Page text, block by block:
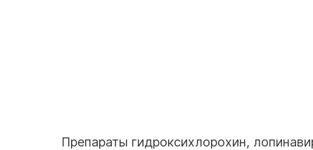
Препараты гидроксихлорохин,